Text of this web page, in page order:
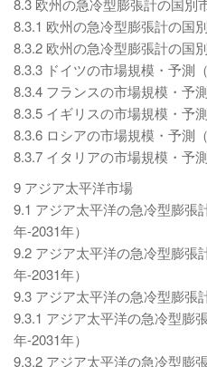
8.3 欧州の急冷型膨張計の国別
8.3.1 欧州の急冷型膨張計の国
8.3.2 欧州の急冷型膨張計の国
8.3.3 ドイツの市場規模・予測
8.3.4 フランスの市場規模・予
8.3.5 イギリスの市場規模・予
8.3.6 ロシアの市場規模・予測
8.3.7 イタリアの市場規模・予
9 アジア太平洋市場
9.1 アジア太平洋の急冷型膨張
年-2031年）
9.2 アジア太平洋の急冷型膨張
年-2031年）
9.3 アジア太平洋の急冷型膨張
9.3.1 アジア太平洋の急冷型膨
年-2031年）
9.3.2 アジア太平洋の急冷型膨